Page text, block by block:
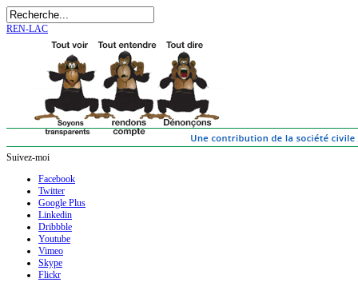
REN-LAC
Suivez-moi
Facebook
Twitter
Google Plus
Linkedin
Dribbble
Youtube
Vimeo
Skype
Flickr